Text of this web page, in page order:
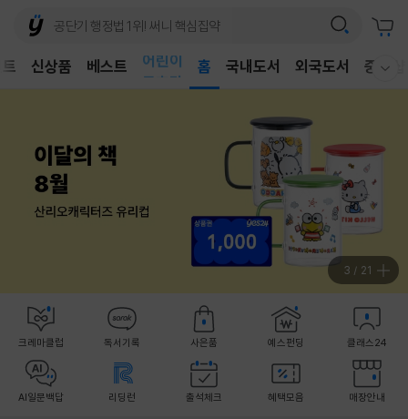
신상품 베스트
독후감
어린이
홈 국내도서 외국도서 중고샵
3 / 21
크레마클럽 독서기록 사은품 예스펀딩 클래스24
AI일문백답 리딩런 출석체크 혜택모음 매장안내